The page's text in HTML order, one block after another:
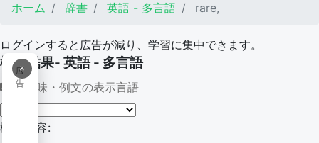
ホーム
辞書 英語 - 多言語 rare,
ログインすると広告が減り、学習に集中できます。
×
広
告
検索結果- 英語 - 多言語
意味・例文の表示言語
検索内容: